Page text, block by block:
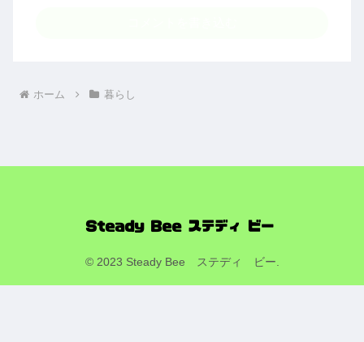
ホーム 暮らし
© 2023 Steady Bee ステディ ビー.